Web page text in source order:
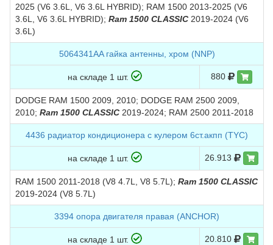
2025 (V6 3.6L, V6 3.6L HYBRID); RAM 1500 2013-2025 (V6
3.6L, V6 3.6L HYBRID); Ram 1500 CLASSIC 2019-2024 (V6
3.6L)
5064341AA гайка антенны, хром (NNP)
на складе 1 шт. 880
DODGE RAM 1500 2009, 2010; DODGE RAM 2500 2009,
2010; Ram 1500 CLASSIC 2019-2024; RAM 2500 2011-2018
4436 радиатор кондиционера с кулером 6ст.акпп (TYC)
на складе 1 шт. 26.913
RAM 1500 2011-2018 (V8 4.7L, V8 5.7L); Ram 1500 CLASSIC
2019-2024 (V8 5.7L)
3394 опора двигателя правая (ANCHOR)
на складе 1 шт. 20.810